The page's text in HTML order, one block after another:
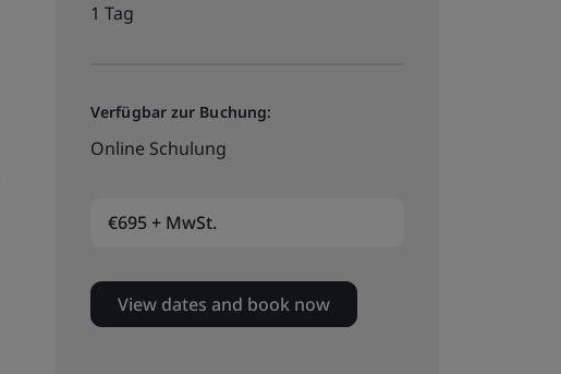
1 Tag
Verfügbar zur Buchung:
Online Schulung
€695 + MwSt.
View dates and book now